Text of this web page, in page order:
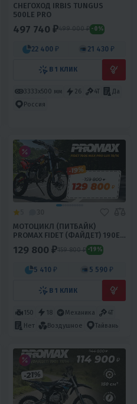
СНЕГОХОД IRBIS TUNGUS
500LE PRO
497 740 ₽499 000 ₽ -0%
22 400 ₽ 21 430 ₽
В 1 КЛИК
3333х500 мм 26 4T
Да
Россия
МОТОЦИКЛ (ПИТБАЙК)
PROMAX FIDET (ФАЙДЕТ) 190E
MAX PRO LUX 19/16
129 800 ₽159 800 ₽ -19%
5 410 ₽ 5 590 ₽
В 1 КЛИК
150 18 Механика
4T
Нет
Воздушное Тайвань